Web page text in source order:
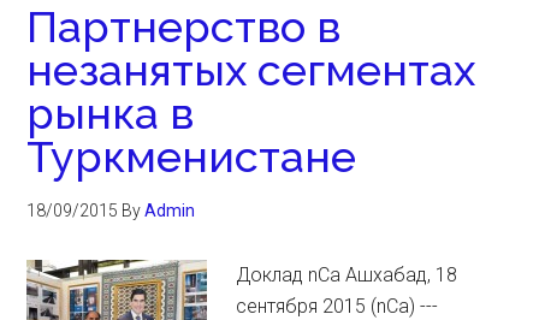
Партнерство в
незанятых сегментах
рынка в
Туркменистане
18/09/2015 ByAdmin
Доклад nCa Ашхабад, 18
сентября 2015 (nCa) ---